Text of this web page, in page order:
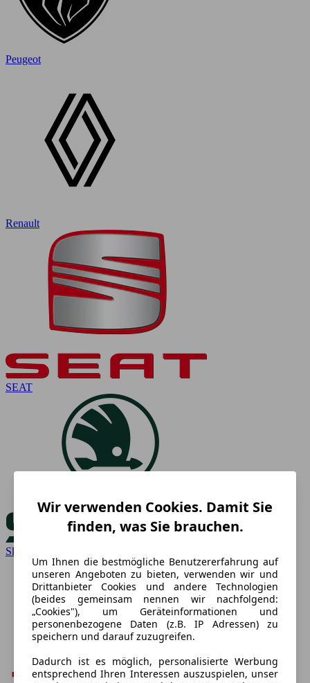
Peugeot
Renault
SEAT
Skoda
Wir verwenden Cookies. Damit Sie
finden, was Sie brauchen.
Um Ihnen die bestmögliche Benutzererfahrung auf
unseren Angeboten zu bieten, verwenden wir und
Drittanbieter Cookies und andere Technologien
(beides gemeinsam nennen wir nachfolgend:
„Cookies"), um Geräteinformationen und
personenbezogene Daten (z.B. IP Adressen) zu
speichern und darauf zuzugreifen.
Dadurch ist es möglich, personalisierte Werbung
entsprechend Ihren Interessen auszuspielen, unser